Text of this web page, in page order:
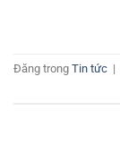
Đăng trong Tin tức |